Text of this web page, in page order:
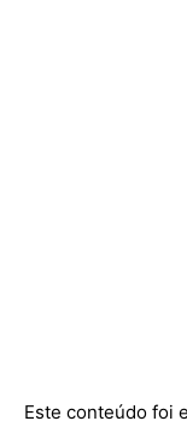
Este conteúdo foi